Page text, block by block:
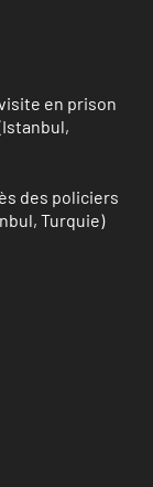
en prison
des policiers
Turquie)